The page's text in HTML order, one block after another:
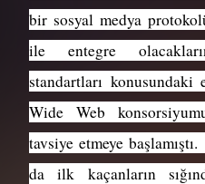
bir sosyal medya
ile entegre
standartları
Wide Web
tavsiye etmeye
da ilk kaçanların